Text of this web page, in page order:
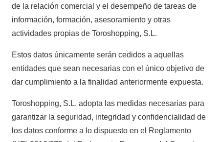
de la relación comercial y el desempeño de tareas de
información, formación, asesoramiento y otras
actividades propias de Toroshopping, S.L.
Estos datos únicamente serán cedidos a aquellas
entidades que sean necesarias con el único objetivo de
dar cumplimiento a la finalidad anteriormente expuesta.
Toroshopping, S.L. adopta las medidas necesarias para
garantizar la seguridad, integridad y confidencialidad de
los datos conforme a lo dispuesto en el Reglamento